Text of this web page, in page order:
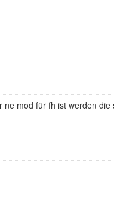
mod für fh ist werden die